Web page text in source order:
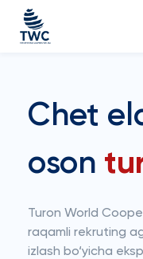
Chet
oson
Turon World
raqamli rekruting
izlash bo‘yicha